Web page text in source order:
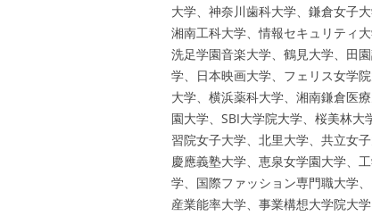
大学、神奈川歯科大学、鎌倉女子
湘南工科大学、情報セキュリティ
洗足学園音楽大学、鶴見大学、田
学、日本映画大学、フェリス女学
大学、横浜薬科大学、湘南鎌倉医
園大学、SBI大学院大学、桜美林
習院女子大学、北里大学、共立女
慶應義塾大学、恵泉女学園大学、
学、国際ファッション専門職大学
産業能率大学、事業構想大学院大